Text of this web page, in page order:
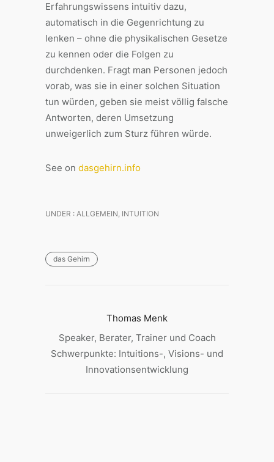
Erfahrungswissens intuitiv dazu,
automatisch in die Gegenrichtung zu
lenken – ohne die physikalischen Gesetze
zu kennen oder die Folgen zu
durchdenken. Fragt man Personen jedoch
vorab, was sie in einer solchen Situation
tun würden, geben sie meist völlig falsche
Antworten, deren Umsetzung
unweigerlich zum Sturz führen würde.
See on dasgehirn.info
UNDER : ALLGEMEIN, INTUITION
das Gehirn
Thomas Menk
Speaker, Berater, Trainer und Coach
Schwerpunkte: Intuitions-, Visions- und
Innovationsentwicklung